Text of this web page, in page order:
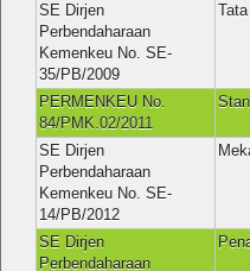
SE Dirjen
Perbendaharaan
Kemenkeu No. SE-
35/PB/2009
PERMENKEU No.
84/PMK.02/2011
SE Dirjen
Perbendaharaan
Kemenkeu No. SE-
14/PB/2012
SE Dirjen
Perbendaharaan